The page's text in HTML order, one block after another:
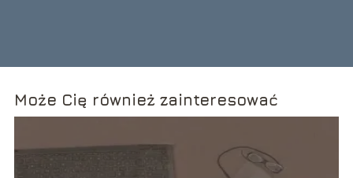
Może Cię również zainteresować